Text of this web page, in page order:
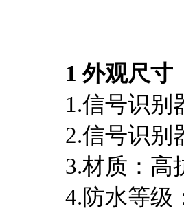
1 外观尺寸
1.信号识别
2.信号识别
3.材质：高
4.防水等级